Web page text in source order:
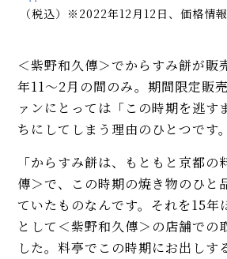
（税込）※2022年12月12日、価格情
＜紫野和久傳＞でからすみ餅が販
年11～2月の間のみ。期間限定販
ァンにとっては「この時期を逃す
ちにしてしまう理由のひとつです。
「からすみ餅は、もともと京都の
傳＞で、この時期の焼き物のひと
ていたものなんです。それを15年
として＜紫野和久傳＞の店舗での
した。料亭でこの時期にお出しす